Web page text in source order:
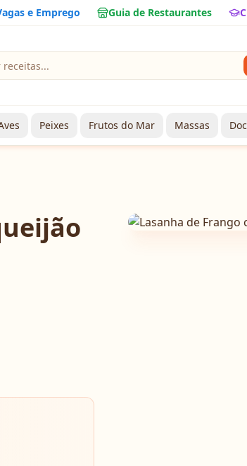
e Emprego Guia de Restaurantes
Peixes Frutos do Mar Massas